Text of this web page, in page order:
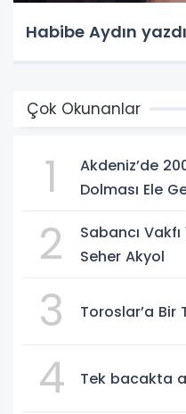
Çok Okunanlar
1
Akdeniz’de
Dolması Ele
2
Sabancı
Seher Akyol
3 Toroslar’a Bir
4 Tek bacakta